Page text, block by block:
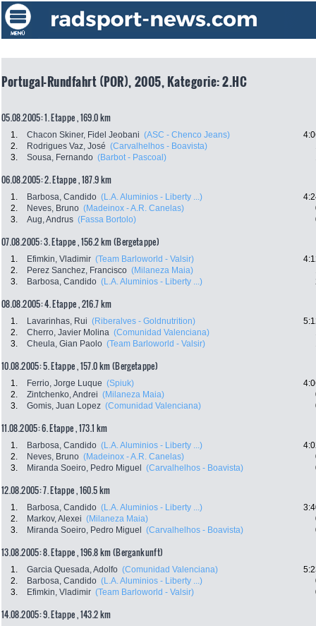
Portugal-Rundfahrt (POR), 2005, Kategorie: 2.HC
05.08.2005: 1. Etappe , 169.0 km
1. Chacon Skiner, Fidel Jeobani (ASC - Chenco Jeans)
2.
Rodrigues Vaz, José (Carvalhelhos - Boavista)
3.
Sousa, Fernando (Barbot - Pascoal)
06.08.2005: 2. Etappe , 187.9 km
1. Barbosa, Candido (L.A. Aluminios - Liberty ...)
2.
Neves, Bruno (Madeinox - A.R. Canelas)
3.
Aug, Andrus (Fassa Bortolo)
07.08.2005: 3. Etappe , 156.2 km (Bergetappe)
1. Efimkin, Vladimir (Team Barloworld - Valsir)
2.
Perez Sanchez, Francisco (Milaneza Maia)
3.
Barbosa, Candido (L.A. Aluminios - Liberty ...)
08.08.2005: 4. Etappe , 216.7 km
1. Lavarinhas, Rui (Riberalves - Goldnutrition)
2.
Cherro, Javier Molina (Comunidad Valenciana)
3.
Cheula, Gian Paolo (Team Barloworld - Valsir)
10.08.2005: 5. Etappe , 157.0 km (Bergetappe)
1. Ferrio, Jorge Luque (Spiuk)
2.
Zintchenko, Andrei (Milaneza Maia)
3.
Gomis, Juan Lopez (Comunidad Valenciana)
11.08.2005: 6. Etappe , 173.1 km
1. Barbosa, Candido (L.A. Aluminios - Liberty ...)
2.
Neves, Bruno (Madeinox - A.R. Canelas)
3.
Miranda Soeiro, Pedro Miguel (Carvalhelhos - Boavista)
12.08.2005: 7. Etappe , 160.5 km
1. Barbosa, Candido (L.A. Aluminios - Liberty ...)
2.
Markov, Alexei (Milaneza Maia)
3.
Miranda Soeiro, Pedro Miguel (Carvalhelhos - Boavista)
13.08.2005: 8. Etappe , 196.8 km (Bergankunft)
1. Garcia Quesada, Adolfo (Comunidad Valenciana)
2.
Barbosa, Candido (L.A. Aluminios - Liberty ...)
3.
Efimkin, Vladimir (Team Barloworld - Valsir)
14.08.2005: 9. Etappe , 143.2 km